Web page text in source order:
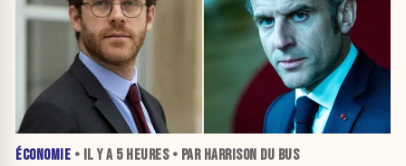
ÉCONOMIE • IL Y A 5 HEURES• PAR HARRISON DU BUS